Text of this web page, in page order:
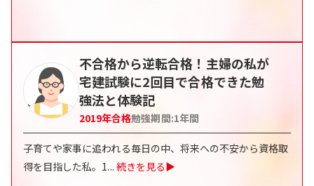
不合格から逆転合格！主婦の私が
宅建試験に2回目で合格できた勉
強法と体験記
2019年合格勉強期間:1年間
子育てや家事に追われる毎日の中、将来への不安から資格取
得を目指した私。1... 続きを見る▶